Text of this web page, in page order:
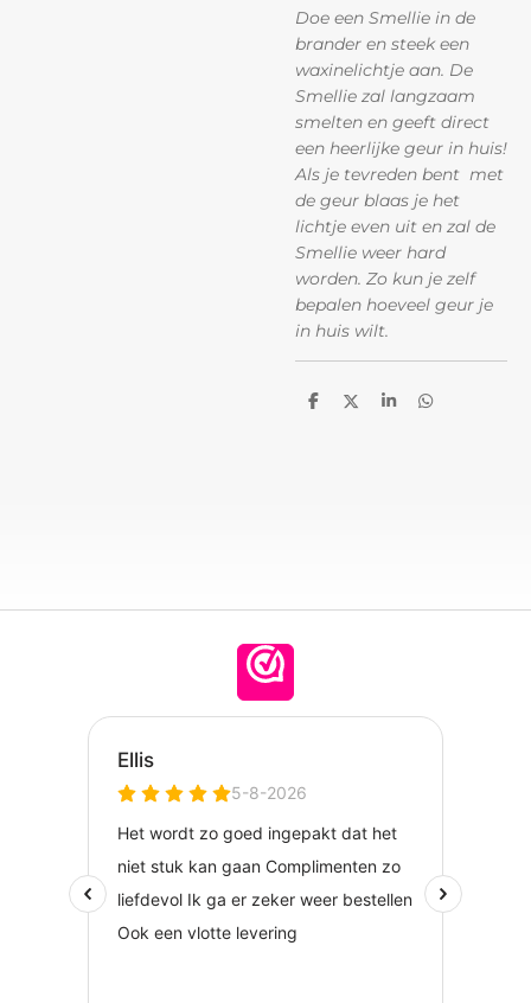
Doe een Smellie in de
brander en steek een
waxinelichtje aan. De
Smellie zal langzaam
smelten en geeft direct
een heerlijke geur in huis!
Als je tevreden bent met
de geur blaas je het
lichtje even uit en zal de
Smellie weer hard
worden. Zo kun je zelf
bepalen hoeveel geur je
in huis wilt.
D
D
S
D